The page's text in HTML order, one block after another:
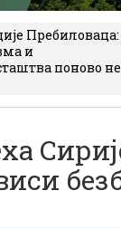
Пребиловаца:
и
поново не